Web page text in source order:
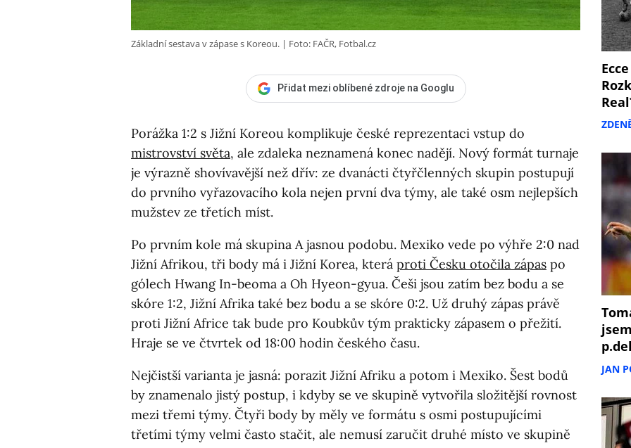
Základní sestava v zápase s Koreou. Foto: FAČR, Fotbal.cz
Přidat mezi oblíbené zdroje na Googlu
Porážka 1:2 s Jižní Koreou komplikuje české reprezentaci vstup do
mistrovství světa, ale zdaleka neznamená konec nadějí. Nový formát turnaje
je výrazně shovívavější než dřív: ze dvanácti čtyřčlenných skupin postupují
do prvního vyřazovacího kola nejen první dva týmy, ale také osm nejlepších
mužstev ze třetích míst.
Po prvním kole má skupina A jasnou podobu. Mexiko vede po výhře 2:0 nad
Jižní Afrikou, tři body má i Jižní Korea, která proti Česku otočila zápas po
gólech Hwang In-beoma a Oh Hyeon-gyua. Češi jsou zatím bez bodu a se
skóre 1:2, Jižní Afrika také bez bodu a se skóre 0:2. Už druhý zápas právě
proti Jižní Africe tak bude pro Koubkův tým prakticky zápasem o přežití.
Hraje se ve čtvrtek od 18:00 hodin českého času.
Nejčistší varianta je jasná: porazit Jižní Afriku a potom i Mexiko. Šest bodů
by znamenalo jistý postup, i kdyby se ve skupině vytvořila složitější rovnost
mezi třemi týmy. Čtyři body by měly ve formátu s osmi postupujícími
třetími týmy velmi často stačit, ale nemusí zaručit druhé místo ve skupině
p.del
JAN